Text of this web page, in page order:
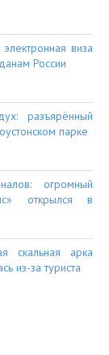
виза
России
разъярённый
парке
огромный
открылся в
скальная арка
из-за туриста